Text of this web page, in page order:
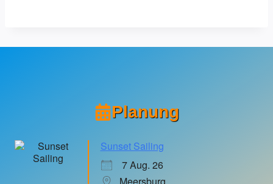
Planung
Sunset Sailing
7 Aug. 26